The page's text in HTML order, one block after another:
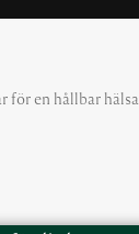
för en hållbar hälsa